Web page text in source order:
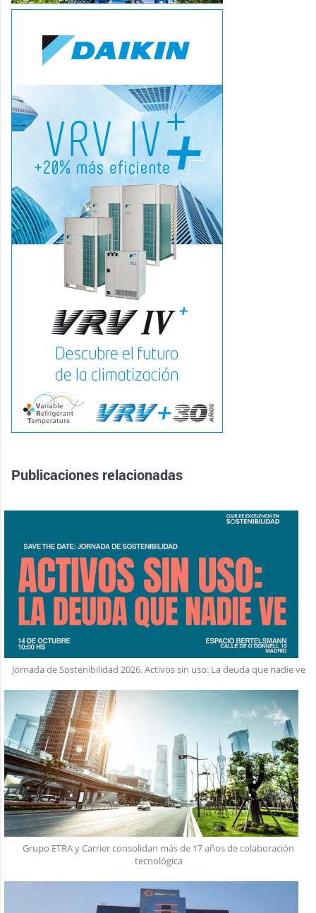
Publicaciones relacionadas
Jornada de Sostenibilidad 2026. Activos sin uso: La deuda que nadie ve
Grupo ETRA y Carrier consolidan más de 17 años de colaboración
tecnológica